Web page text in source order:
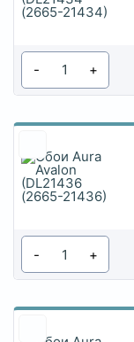
- +
- +